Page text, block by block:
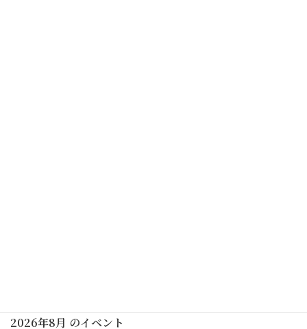
2026年8月 のイベント